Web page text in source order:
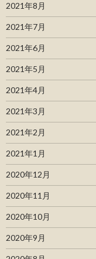
2021年8月
2021年7月
2021年6月
2021年5月
2021年4月
2021年3月
2021年2月
2021年1月
2020年12月
2020年11月
2020年10月
2020年9月